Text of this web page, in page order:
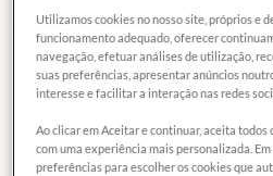
75 EXCELENTE
QUALIDADE
Data da publicação:02 / 2021
Utilizamos cookies no nosso site, próprios e
funcionamento adequado, oferecer
navegação, efetuar análises de utilização,
suas preferências, apresentar anúncios
interesse e facilitar a interação nas redes
Ao clicar em Aceitar e continuar, aceita todos
com uma experiência mais personalizada.
preferências para escolher os cookies que